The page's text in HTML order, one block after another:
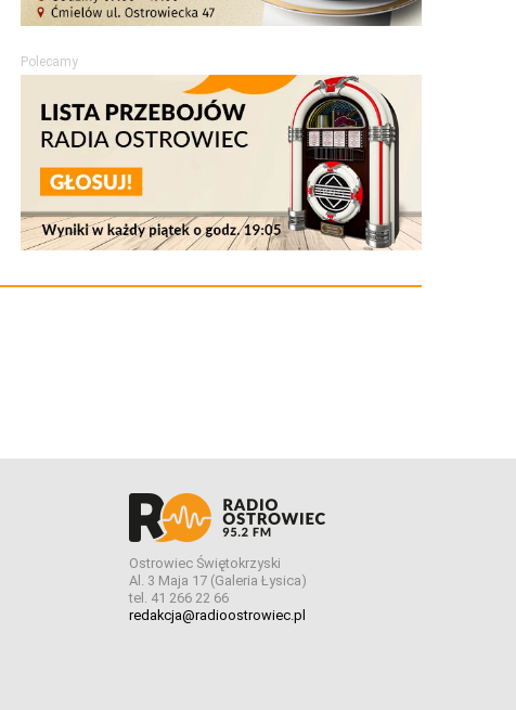
Polecamy
Ostrowiec Świętokrzyski
Al. 3 Maja 17 (Galeria Łysica)
tel. 41 266 22 66
redakcja@radioostrowiec.pl